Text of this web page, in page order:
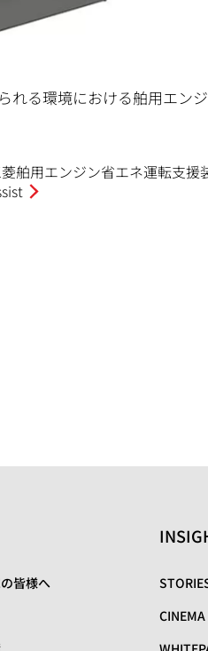
る環境における舶用エン
舶用エンジン省エネ運転支援
皆様へ
CINEMA